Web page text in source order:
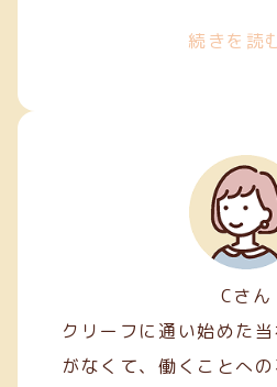
続きを読
Cさん
クリーフに通い始めた
がなくて、働くことへ